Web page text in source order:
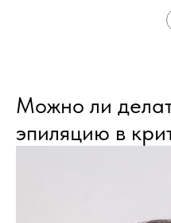
Можно ли
эпиляцию в